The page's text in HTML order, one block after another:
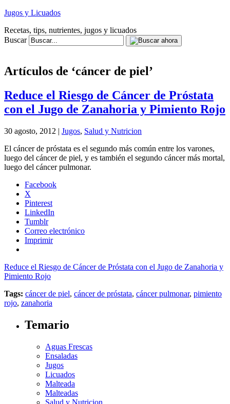
Jugos y Licuados
Recetas, tips, nutrientes, jugos y licuados
Buscar
Artículos de ‘cáncer de piel’
Reduce el Riesgo de Cáncer de Próstata
con el Jugo de Zanahoria y Pimiento Rojo
30 agosto, 2012 | Jugos, Salud y Nutricion
El cáncer de próstata es el segundo más común entre los varones,
luego del cáncer de piel, y es también el segundo cáncer más mortal,
luego del cáncer pulmonar.
Facebook
X
Pinterest
LinkedIn
Tumblr
Correo electrónico
Imprimir
Reduce el Riesgo de Cáncer de Próstata con el Jugo de Zanahoria y
Pimiento Rojo
Tags: cáncer de piel, cáncer de próstata, cáncer pulmonar, pimiento
rojo, zanahoria
Temario
Aguas Frescas
Ensaladas
Jugos
Licuados
Malteada
Malteadas
Salud y Nutricion